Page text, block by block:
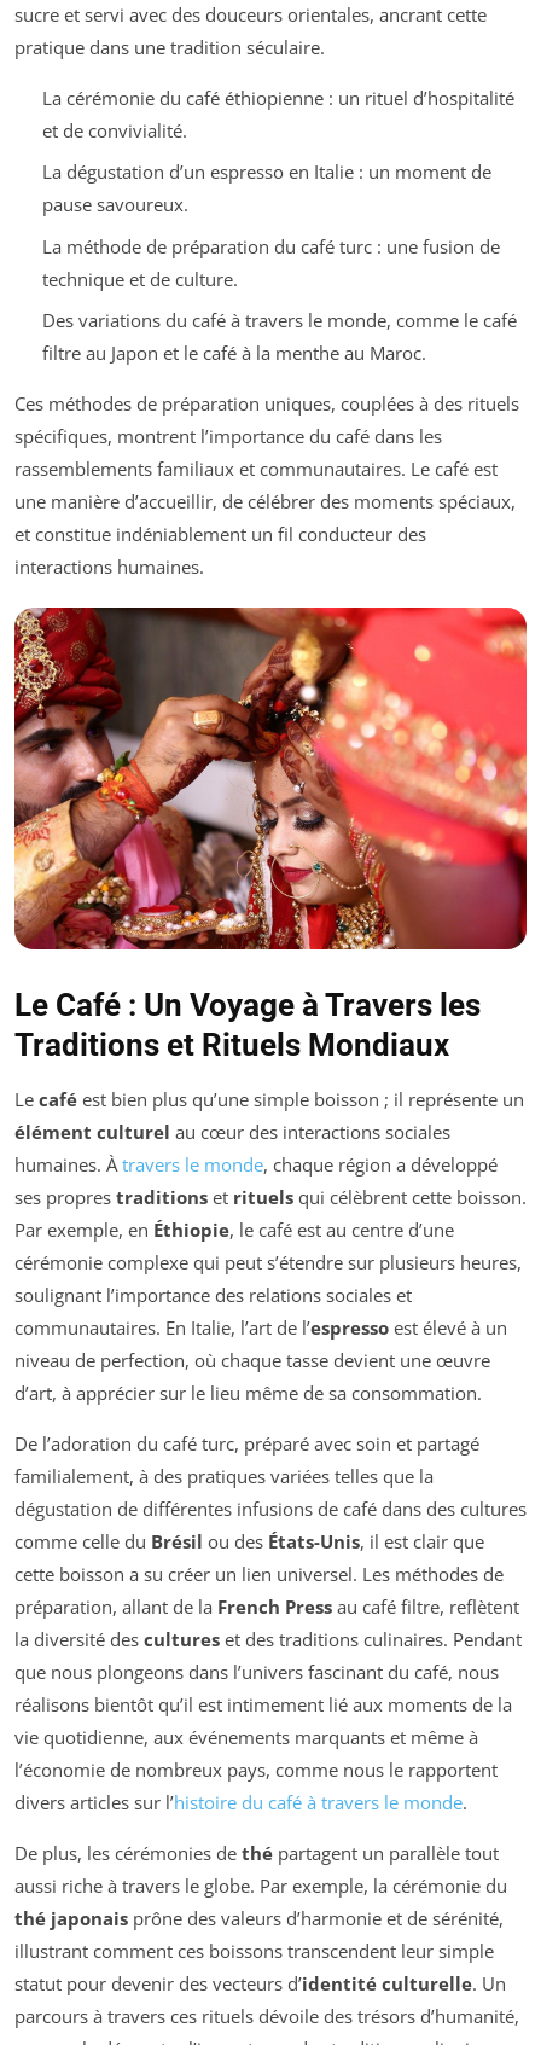
sucre et servi avec des douceurs orientales, ancrant cette
pratique dans une tradition séculaire.
La cérémonie du café éthiopienne : un rituel d’hospitalité
et de convivialité.
La dégustation d’un espresso en Italie : un moment de
pause savoureux.
La méthode de préparation du café turc : une fusion de
technique et de culture.
Des variations du café à travers le monde, comme le café
filtre au Japon et le café à la menthe au Maroc.
Ces méthodes de préparation uniques, couplées à des rituels
spécifiques, montrent l’importance du café dans les
rassemblements familiaux et communautaires. Le café est
une manière d’accueillir, de célébrer des moments spéciaux,
et constitue indéniablement un fil conducteur des
interactions humaines.
Le Café : Un Voyage à Travers les
Traditions et Rituels Mondiaux
Le café est bien plus qu’une simple boisson ; il représente un
élément culturel au cœur des interactions sociales
humaines. À travers le monde, chaque région a développé
ses propres traditions et rituels qui célèbrent cette boisson.
Par exemple, en Éthiopie, le café est au centre d’une
cérémonie complexe qui peut s’étendre sur plusieurs heures,
soulignant l’importance des relations sociales et
communautaires. En Italie, l’art de l’espresso est élevé à un
niveau de perfection, où chaque tasse devient une œuvre
d’art, à apprécier sur le lieu même de sa consommation.
De l’adoration du café turc, préparé avec soin et partagé
familialement, à des pratiques variées telles que la
dégustation de différentes infusions de café dans des cultures
comme celle du Brésil ou des États-Unis, il est clair que
cette boisson a su créer un lien universel. Les méthodes de
préparation, allant de la French Press au café filtre, reflètent
la diversité des cultures et des traditions culinaires. Pendant
que nous plongeons dans l’univers fascinant du café, nous
réalisons bientôt qu’il est intimement lié aux moments de la
vie quotidienne, aux événements marquants et même à
l’économie de nombreux pays, comme nous le rapportent
divers articles sur l’histoire du café à travers le monde.
De plus, les cérémonies de thé partagent un parallèle tout
aussi riche à travers le globe. Par exemple, la cérémonie du
thé japonais prône des valeurs d’harmonie et de sérénité,
illustrant comment ces boissons transcendent leur simple
statut pour devenir des vecteurs d’identité culturelle. Un
parcours à travers ces rituels dévoile des trésors d’humanité,